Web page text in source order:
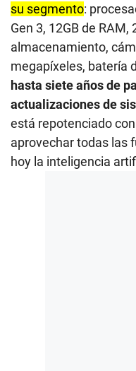
su segmento:
Gen 3, 12GB de RAM,
almacenamiento,
megapíxeles, batería
hasta siete años de
actualizaciones de
está repotenciado
aprovechar todas las
hoy la inteligencia